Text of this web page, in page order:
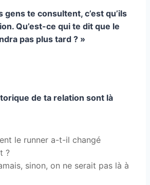
gens te consultent, c’est qu’ils
Qu’est-ce qui te dit que le
pas plus tard ? »
de ta relation sont là
le runner a-t-il changé
?
sinon, on ne serait pas là à